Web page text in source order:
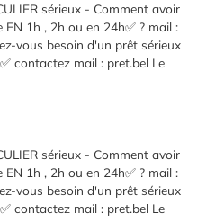
sérieux - Comment avoir
1h , 2h ou en 24h✅ ? mail :
vous besoin d'un prêt sérieux
contactez mail : pret.bel Le
sérieux - Comment avoir
1h , 2h ou en 24h✅ ? mail :
vous besoin d'un prêt sérieux
contactez mail : pret.bel Le